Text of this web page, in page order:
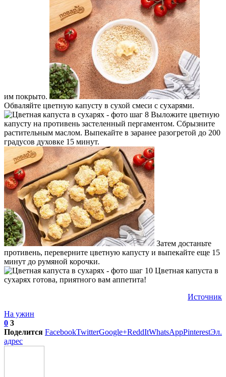
им покрыто.
Обваляйте цветную капусту в сухой смеси с сухарями.
Выложите цветную
капусту на противень застеленный пергаментом. Сбрызните
растительным маслом. Выпекайте в заранее разогретой до 200
градусов духовке 15 минут.
Затем достаньте
противень, переверните цветную капусту и выпекайте еще 15
минут до румяной корочки.
Цветная капуста в
сухарях готова, приятного вам аппетита!
Источник
На ужин
0 3
Поделится FacebookTwitterGoogle+ReddItWhatsAppPinterestЭл.
адрес